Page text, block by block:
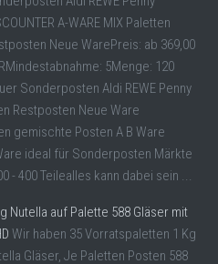
A-WARE MIX Paletten
Neue WarePreis: ab 369,00
5Menge: 120
Sonderposten Aldi REWE Penny
Restposten Neue Ware
gemischte Posten A B Ware
ideal für Sonderposten Märkte
- 400 Teilealles kann dabei sein ...
Nutella auf Palette 588 Gläser mit
Wir haben 35 Vorratspaletten 1 Kg
Gläser, Je Paletten Posten 588